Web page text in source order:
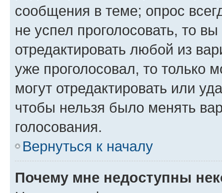
сообщения в теме; опрос
не успел проголосовать, то
отредактировать любой из
уже проголосовал, то только
могут отредактировать или
чтобы нельзя было менять
голосования.
Вернуться к началу
Почему мне недоступны